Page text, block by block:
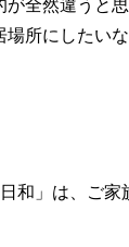
全然違うと
所にしたい
和」は、ご